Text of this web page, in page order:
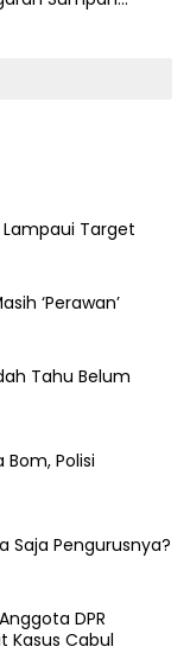
Target
‘Perawan’
Tahu Belum
Polisi
Saja Pengurusnya?
DPR
Kasus Cabul